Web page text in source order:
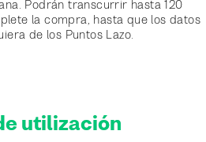
Podrán transcurrir hasta 120
la compra, hasta que los datos
de los Puntos Lazo.
utilización